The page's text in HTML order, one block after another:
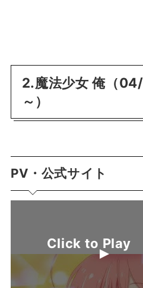
2.魔法少女 俺（
～）
PV・公式サイト